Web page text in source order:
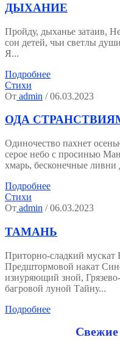
ДЫХАНИЕ
Пройду, дыханье затаив,
сон детей, чьи светлы
Я...
Подробнее
Стихи
От admin / 06.03.2023
ОДА
Одиночество пахнет
серое небо с просинью
хмарь, бесконечные
Подробнее
Стихи
От admin / 06.03.2023
ТАМАНЬ
Приторно-сладкий мускат
Предштормовой накат
изнуряющий зной,
багровой луной Тайну...
Подробнее